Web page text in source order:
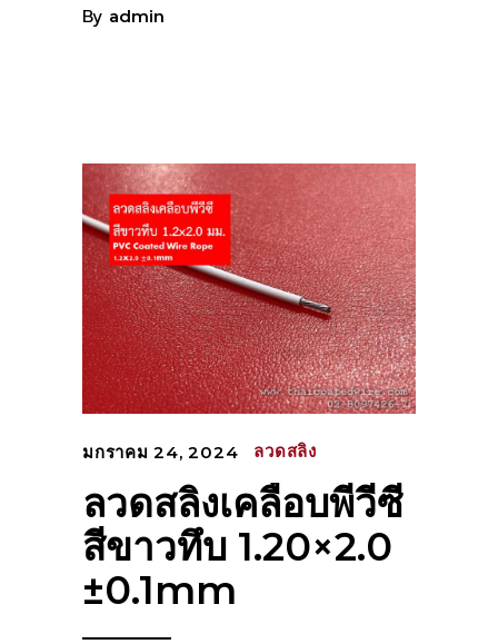
By admin
มกราคม 24, 2024 ลวดสลิง
ลวดสลิงเคลือบพีวีซี
สีขาวทึบ 1.20×2.0
±0.1mm